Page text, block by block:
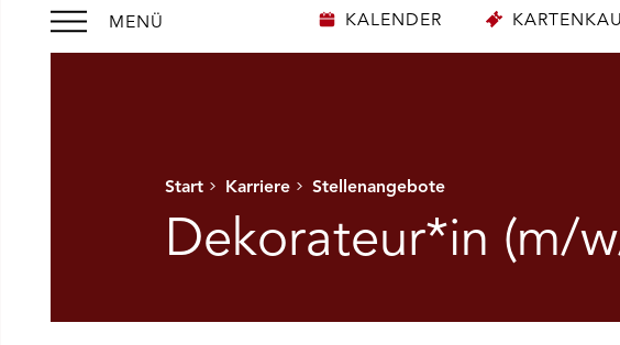
MENÜ
Menü
öffnen
SPIELPLAN ÖFFNEN
KALENDER
Start Karriere Stellenangebote
Dekorateur*in (m/